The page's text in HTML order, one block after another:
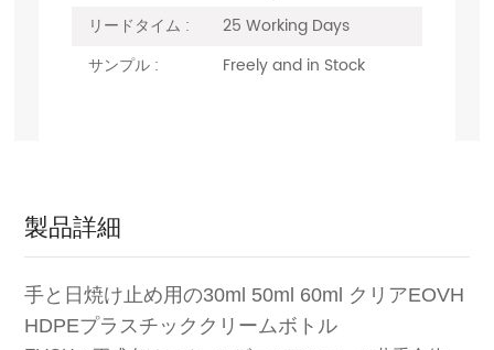
リードタイム :
25 Working Days
サンプル :
Freely and in Stock
製品詳細
手と日焼け止め用の30ml 50ml 60ml クリアEOVH
HDPEプラスチッククリームボトル